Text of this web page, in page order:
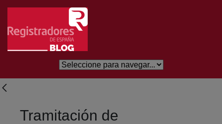
Eduki nagusira joan
Tramitación de